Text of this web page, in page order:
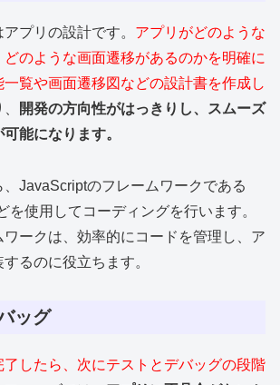
プリの設計です。 アプリがどのような
のような画面遷移があるのかを明確に
覧や画面遷移図などの設計書を作成し
開発の方向性がはっきりし、スムーズ
能になります。
JavaScriptのフレームワークである
を使用してコーディングを行います。
ワークは、効率的にコードを管理し、ア
るのに役立ちます。
ッグ
了したら、次にテストとデバッグの段階